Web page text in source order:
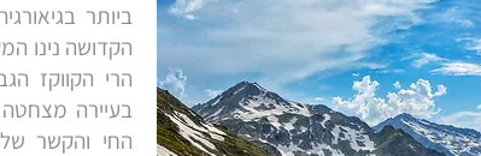
ביותר
הקדושה נינו
הרי הקווקז
בעיירה
החי והקשר